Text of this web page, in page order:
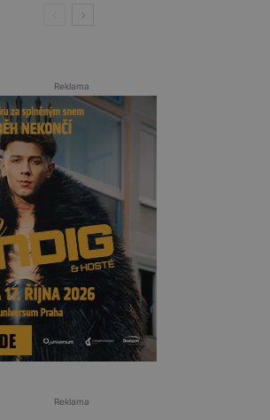
Reklama
Reklama